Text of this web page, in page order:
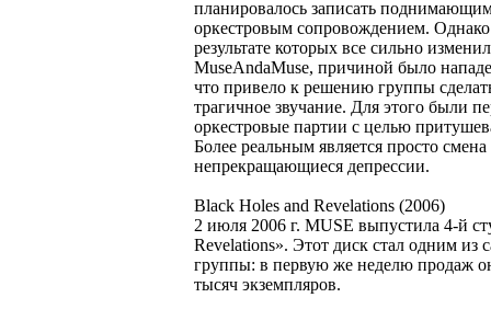
планировалось записать
оркестровым сопровождением.
результате которых все сильно
MuseAndaMuse, причиной было
что привело к решению группы
трагичное звучание. Для этого были
оркестровые партии с целью
Более реальным является просто
непрекращающиеся депрессии.
Black Holes and Revelations (2006)
2 июля 2006 г. MUSE выпустила 4-й
Revelations». Этот диск стал одним
группы: в первую же неделю продаж
тысяч экземпляров.